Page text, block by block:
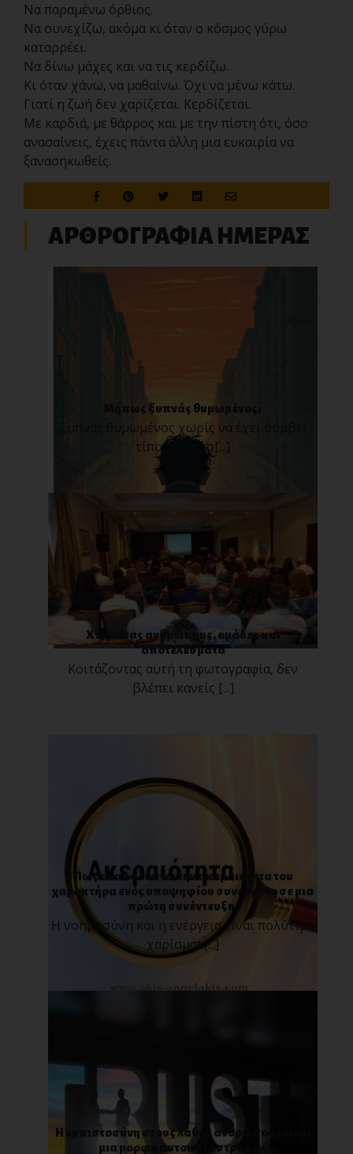
Να παραμένω όρθιος.
Να συνεχίζω, ακόμα κι όταν ο κόσμος γύρω
καταρρέει.
Να δίνω μάχες και να τις κερδίζω.
Κι όταν χάνω, να μαθαίνω. Όχι να μένω κάτω.
Γιατί η ζωή δεν χαρίζεται. Κερδίζεται.
Με καρδιά, με θάρρος και με την πίστη ότι, όσο
ανασαίνεις, έχεις πάντα άλλη μια ευκαιρία να
ξανασηκωθείς.
ΑΡΘΡΟΓΡΑΦΙΑ ΗΜΕΡΑΣ
Μήπως ξυπνάς θυμωμένος;
Ξυπνάς θυμωμένος χωρίς να έχει συμβεί
τίποτα; Πρόσ[...]
Χτίζοντας ανθρώπους, ομάδες και
αποτελέσματα
Κοιτάζοντας αυτή τη φωτογραφία, δεν
βλέπει κανείς [...]
Πως ανακαλύπτω την ακεραιότητα του
χαρακτήρα ενός υποψηφίου συνεργάτη σε μια
πρώτη συνέντευξη;
Η νοημοσύνη και η ενέργεια είναι πολύτιμα
χαρίσματ[...]
Η εμπιστοσύνη στους λάθος ανθρώπους είναι
μια μορφή αυτοκαταστροφής